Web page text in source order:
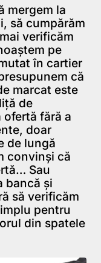
mergem la
să cumpărăm
verificăm
pe
în cartier
că
marcat este
de
fără a
doar
de lungă
convinşi că
Sau
bancă şi
să verificăm
pentru
din spatele